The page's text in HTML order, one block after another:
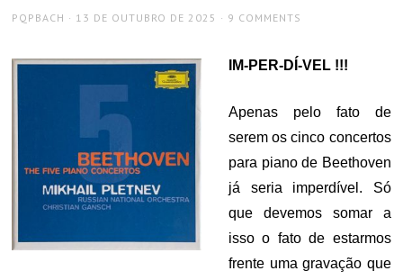
AUTHOR
PQPBACH
POSTED
13 DE OUTUBRO DE 2025 9 COMMENTS
IM-PER-DÍ-VEL !!!
Apenas pelo fato de
serem os cinco concertos
para piano de Beethoven
já seria imperdível. Só
que devemos somar a
isso o fato de estarmos
frente uma gravação que